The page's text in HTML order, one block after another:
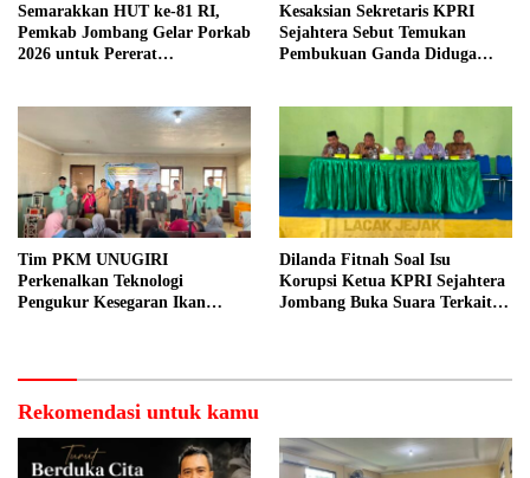
Semarakkan HUT ke-81 RI,
Pemkab Jombang Gelar Porkab
2026 untuk Pererat
Kesaksian Sekretaris KPRI
Sejahtera Sebut Temukan
Pembukuan Ganda Diduga
Tim PKM UNUGIRI
Perkenalkan Teknologi
Pengukur Kesegaran Ikan
Dilanda Fitnah Soal Isu
Korupsi Ketua KPRI Sejahtera
Jombang Buka Suara Terkait
Rekomendasi untuk kamu